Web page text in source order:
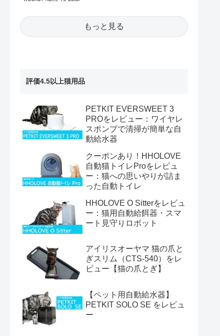
もっと見る
評価4.5以上猫用品
PETKIT EVERSWEET 3
PROをレビュー：ワイヤレ
スポンプで清掃が簡単な自
動給水器
クーポンあり！HHOLOVE
自動猫トイレProをレビュ
ー：猫への思いやりが詰ま
った自動トイレ
HHOLOVE O Sitterをレビュ
ー：猫用自動給餌器・スマ
ート見守りロボット
アイリスオーヤマ 猫の爪と
ぎスリム（CTS-540）をレ
ビュー【猫の爪とぎ】
【ペット用自動給水器】
PETKIT SOLO SE をレビュ
ー